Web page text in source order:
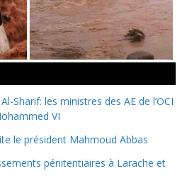
Sharif: les ministres des AE de l’OCI
VI
le président Mahmoud Abbas
pénitentiaires à Larache et